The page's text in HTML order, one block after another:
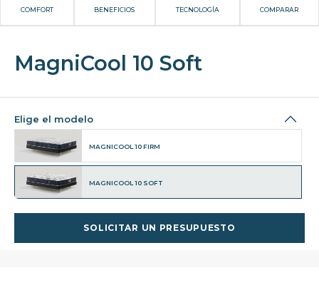
COMFORT BENEFICIOS TECNOLOGÍA COMPARAR
MagniCool 10 Soft
Elige el modelo
MAGNICOOL 10 FIRM
MAGNICOOL 10 SOFT
SOLICITAR UN PRESUPUESTO